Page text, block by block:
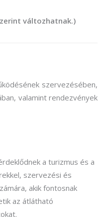
és animációkészítő
változhatnak.)
szervezésében,
valamint rendezvények
a turizmus és a
szervezési és
akik fontosnak
az átlátható